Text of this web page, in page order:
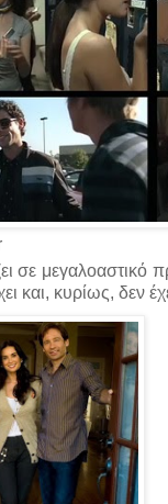
σε μεγαλοαστικό
και, κυρίως, δεν